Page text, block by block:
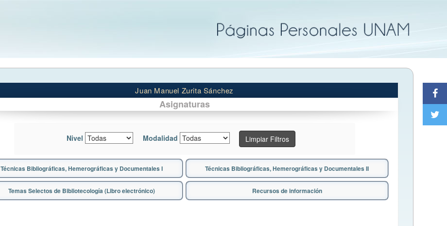
Juan Manuel Zurita Sánchez
Asignaturas
Nivel Modalidad Limpiar Filtros
Técnicas Bibliográficas, Hemerográficas y Documentales I Técnicas Bibliográficas, Hemerográficas y Documentales II
Temas Selectos de Bibliotecología (Libro electrónico) Recursos de información